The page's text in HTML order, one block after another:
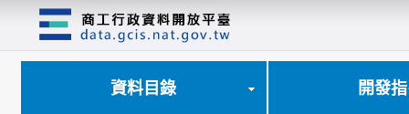
資料目錄 開發